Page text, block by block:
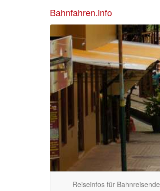
Bahnfahren.info
Reiseinfos für Bahnreisende